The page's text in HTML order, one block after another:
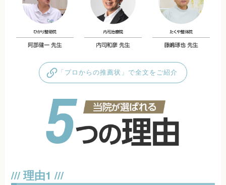
「プロからの推薦状」で全文をご紹介